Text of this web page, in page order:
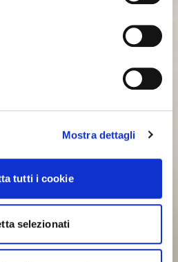
Mostra dettagli
tutti i cookie
selezionati